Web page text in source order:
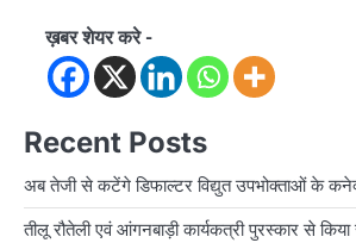
ख़बर शेयर करे -
Recent Posts
अब तेजी से कटेंगे डिफाल्टर विद्युत उपभोक्ताओं के
तीलू रौतेली एवं आंगनबाड़ी कार्यकत्री पुरस्कार से किया